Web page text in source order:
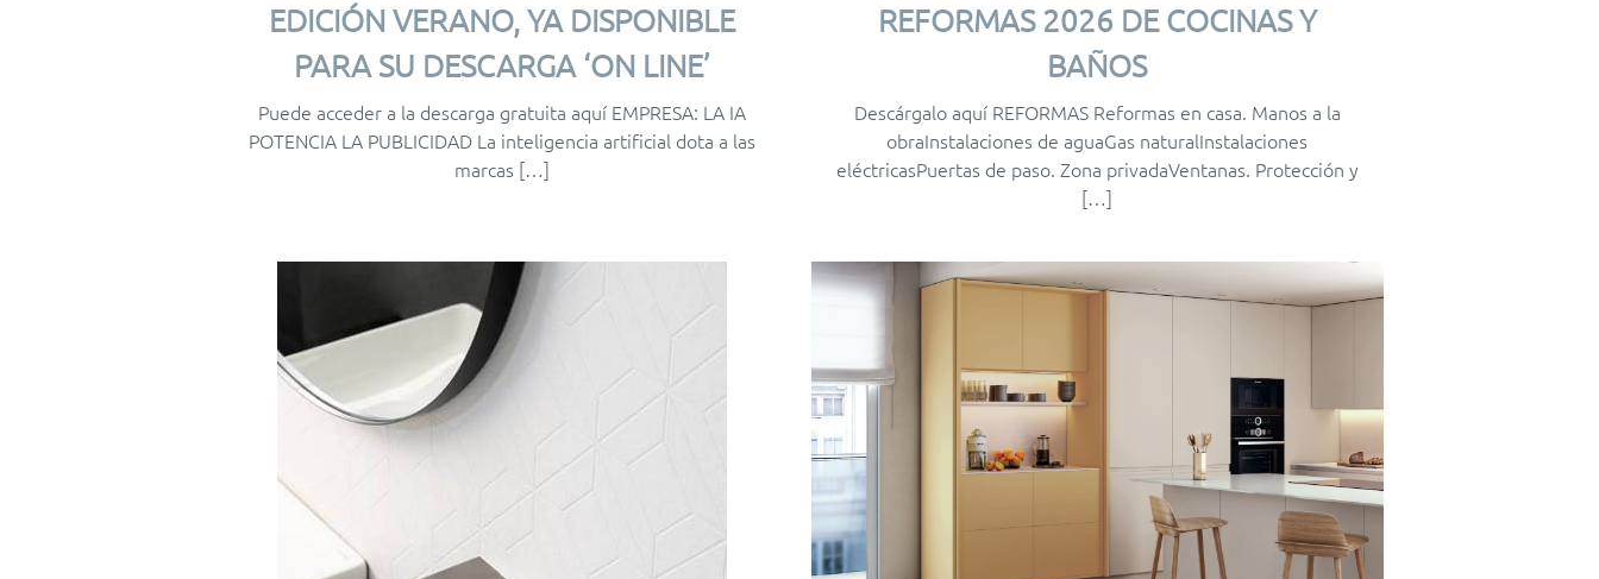
EDICIÓN VERANO, YA DISPONIBLE
PARA SU DESCARGA ‘ON LINE’
Puede acceder a la descarga gratuita aquí EMPRESA: LA IA
POTENCIA LA PUBLICIDAD La inteligencia artificial dota a las
marcas […]
REFORMAS 2026 DE COCINAS Y
BAÑOS
Descárgalo aquí REFORMAS Reformas en casa. Manos a la
obraInstalaciones de aguaGas naturalInstalaciones
eléctricasPuertas de paso. Zona privadaVentanas. Protección y
[…]